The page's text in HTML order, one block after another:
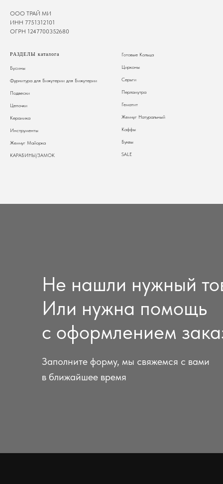
ООО ТРАЙ МИ
ИНН 7751312101
ОГРН 1247700352680
РАЗДЕЛЫ каталога
Бусины
Фурнитура для Бижутерии для Бижутерии
Подвески
Цепочки
Керамика
Инструменты
Жемчуг Майорка
КАРАБИНЫ/ЗАМОК
Готовые Кольца
Цирконы
Серьги
Перламутра
Гематит
Жемчуг Натуральный
Каффы
Буквы
SALE
Не нашли нужный
Или нужна помощь
с оформлением
Заполните форму, мы свяжемся с вами
в ближайшее время